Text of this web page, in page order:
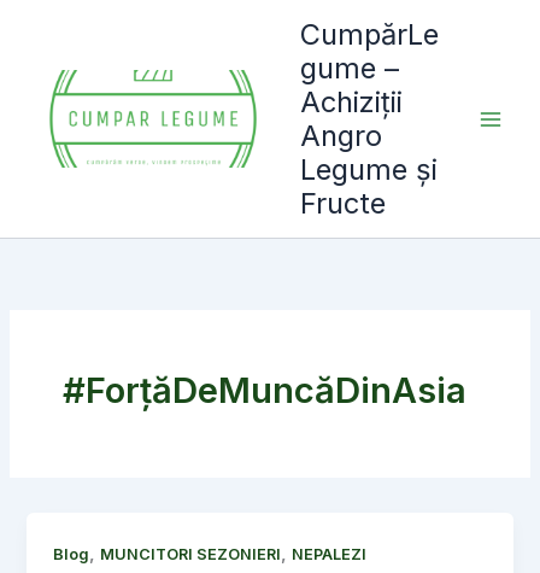
content
CumpărLe
gume –
Achiziții
Angro
Legume și
Fructe
#ForțăDeMuncăDinAsia
Blog, MUNCITORI SEZONIERI, NEPALEZI